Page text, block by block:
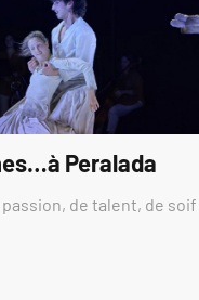
Peralada
de talent, de soif